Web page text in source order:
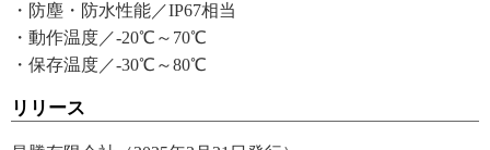
・防塵・防水性能／IP67相当
・動作温度／-20℃～70℃
・保存温度／-30℃～80℃
リリース